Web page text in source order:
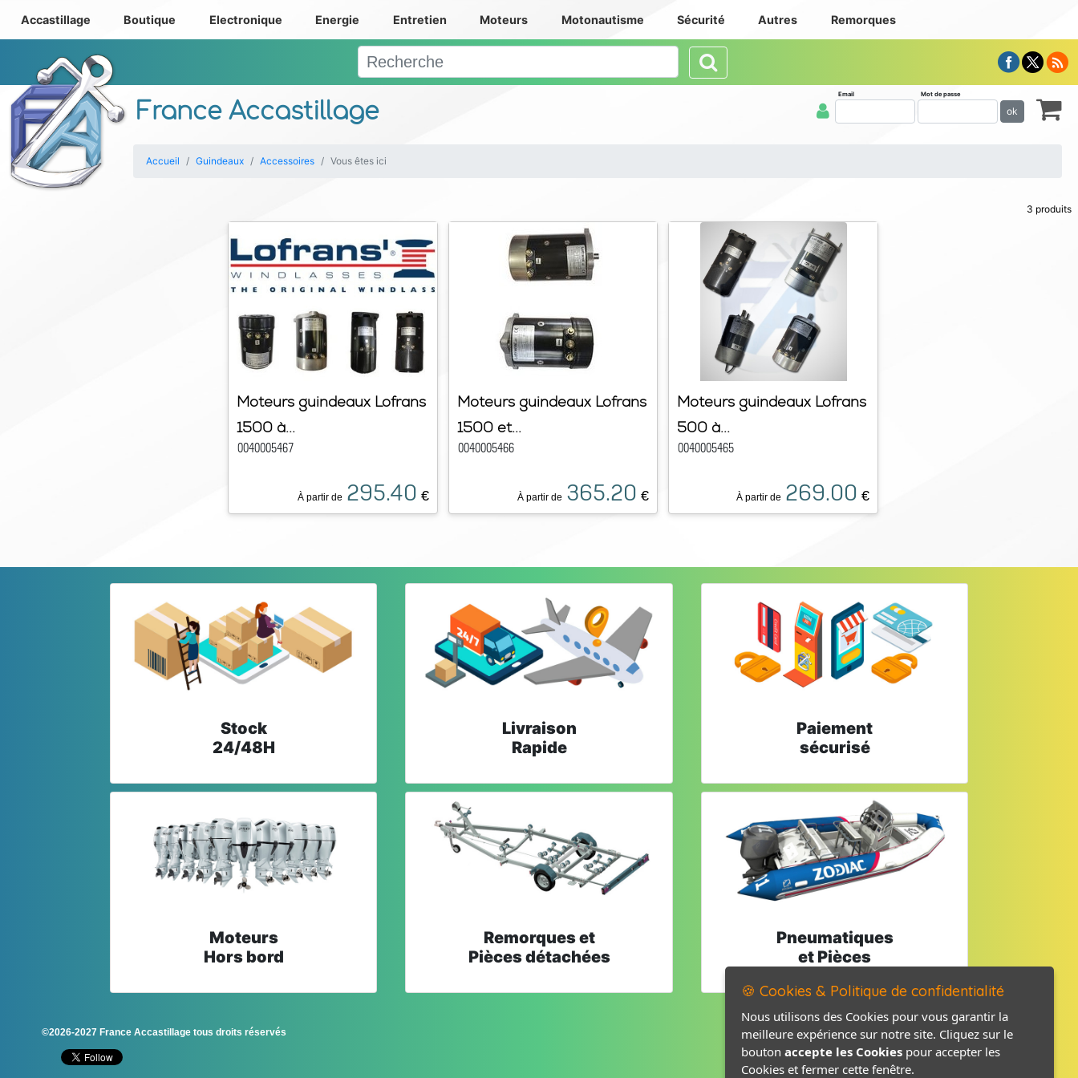
France Accastillage
Accastillage Boutique Electronique Energie Entretien Moteurs Motonautisme Sécurité Autres Remorques
Email Mot de passe
ok
Accueil Guindeaux Accessoires Vous êtes ici
3 produits
Moteurs guindeaux Lofrans
1500 à...
0040005467
À partir de 295.40 €
Moteurs guindeaux Lofrans
1500 et...
0040005466
À partir de 365.20 €
Moteurs guindeaux Lofrans
500 à...
0040005465
À partir de 269.00 €
Stock
24/48H
Livraison
Rapide
Paiement
sécurisé
Moteurs
Hors bord
Remorques et
Pièces détachées
Pneumatiques
et Pièces
©2026-2027 France Accastillage tous droits réservés Mentions légales
Politique de confidentialité
🍪 Cookies & Politique de confidentialité
Nous utilisons des Cookies pour vous garantir la
meilleure expérience sur notre site. Cliquez sur le
bouton accepte les Cookies pour accepter les
Cookies et fermer cette fenêtre.